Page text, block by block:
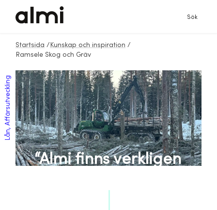
Sök
Startsida / Kunskap och inspiration /
Ramsele Skog och Gräv
“Almi finns verkligen
Lån, Affärsutveckling